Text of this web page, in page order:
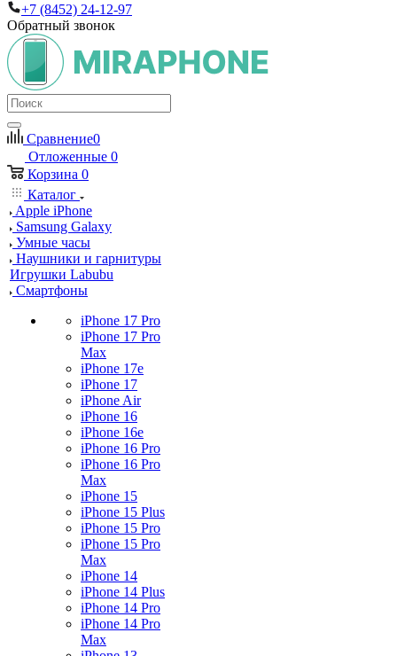
+7 (8452) 24-12-97
Обратный звонок
Сравнение0
Отложенные 0
Корзина 0
Каталог
Apple iPhone
Samsung Galaxy
Умные часы
Наушники и гарнитуры
Игрушки Labubu
Смартфоны
iPhone 17 Pro
iPhone 17 Pro
Max
iPhone 17e
iPhone 17
iPhone Air
iPhone 16
iPhone 16e
iPhone 16 Pro
iPhone 16 Pro
Max
iPhone 15
iPhone 15 Plus
iPhone 15 Pro
iPhone 15 Pro
Max
iPhone 14
iPhone 14 Plus
iPhone 14 Pro
iPhone 14 Pro
Max